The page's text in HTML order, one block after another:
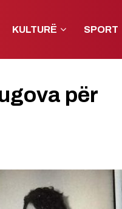
KULTURË SPORT
për